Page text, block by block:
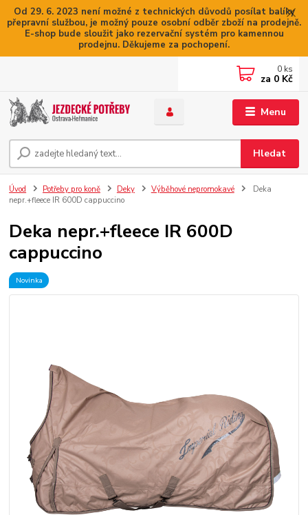
Od 29. 6. 2023 není možné z technických důvodů posílat balíky
přepravní službou, je možný pouze osobní odběr zboží na prodejně.
E-shop bude sloužit jako rezervační systém pro kamennou
prodejnu. Děkujeme za pochopení.
Menu
Hledat
0 ks
za 0 Kč
Úvod Potřeby pro koně Deky Výběhové nepromokavé
Deka
nepr.+fleece IR 600D cappuccino
Deka nepr.+fleece IR 600D
cappuccino
Novinka